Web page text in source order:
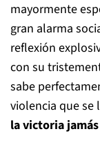
mayormente
gran alarma
reflexión
con su
sabe
violencia que se
la victoria